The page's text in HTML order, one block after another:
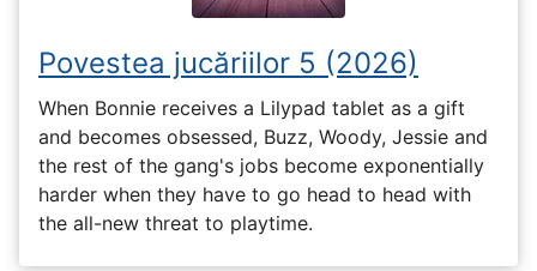
Povestea jucăriilor 5 (2026)
When Bonnie receives a Lilypad tablet as a gift
and becomes obsessed, Buzz, Woody, Jessie and
the rest of the gang's jobs become exponentially
harder when they have to go head to head with
the all-new threat to playtime.